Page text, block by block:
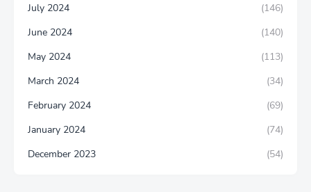
July 2024
(146)
June 2024
(140)
May 2024
(113)
March 2024
(34)
February 2024
(69)
January 2024
(74)
December 2023
(54)